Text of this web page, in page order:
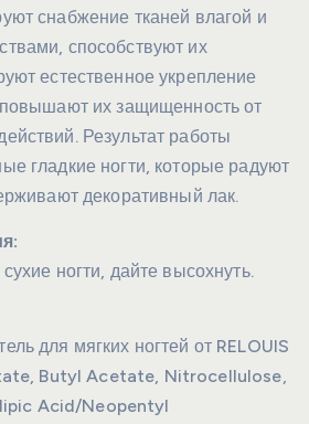
снабжение тканей влагой и
способствуют их
естественное укрепление
их защищенность от
Результат работы
гладкие ногти, которые радуют
декоративный лак.
ногти, дайте высохнуть.
для мягких ногтей от RELOUIS
Butyl Acetate, Nitrocellulose,
Acid/Neopentyl